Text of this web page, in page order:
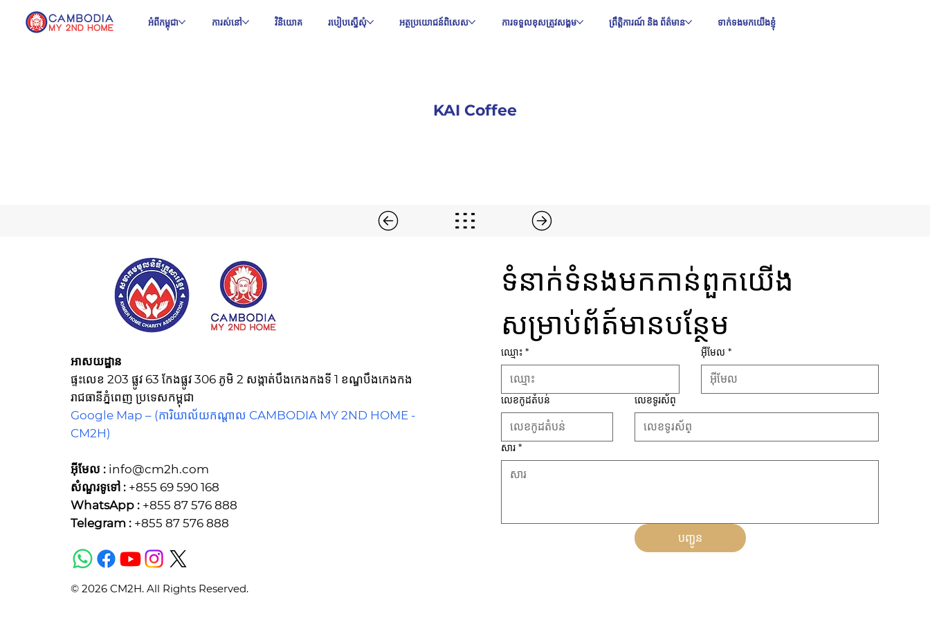
អំពីកម្ពុជា ការស់នៅ វិនិយោគ របៀបស្នើសុំ អត្ថប្រយោជន៍ពិសេស ការទទួលខុសត្រូវសង្គម ព្រឹត្តិការណ៍ និង ព័ត៌មាន ទាក់ទងមកយើងខ្ញុំ
KAI Coffee
អាសយដ្ឋាន
ផ្ទះលេខ 203 ផ្លូវ 63 កែងផ្លូវ 306 ភូមិ 2 សង្កាត់បឹងកេងកងទី 1 ខណ្ឌបឹងកេងកង
រាជធានីភ្នំពេញ ប្រទេសកម្ពុជា
Google Map –(ការិយាល័យកណ្ដាល CAMBODIA MY 2ND HOME -
CM2H)
អ៊ីមែល : info@cm2h.com
សំណួរទូទៅ :+855 69 590 168
WhatsApp :+855 87 576 888
Telegram :+855 87 576 888
© 2026 CM2H. All Rights Reserved.
ទំនាក់ទំនងមកកាន់ពួកយើង
សម្រាប់ព័ត៍មានបន្ថែម
ឈ្មោះ * អ៊ីមែល *
លេខកូដតំបន់ លេខទូរស័ព្
សារ *
បញ្ជូន